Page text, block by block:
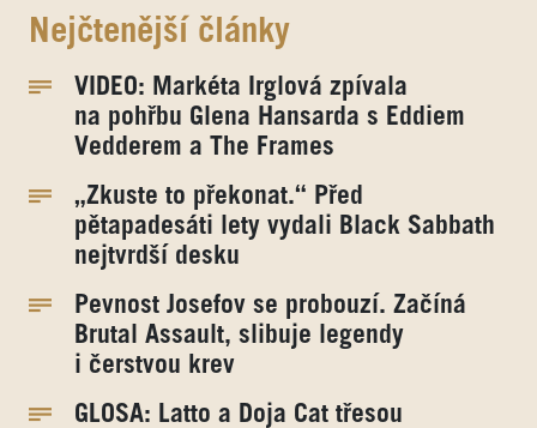
Nejčtenější články
VIDEO: Markéta Irglová zpívala
na pohřbu Glena Hansarda s Eddiem
Vedderem a The Frames
„Zkuste to překonat.“ Před
pětapadesáti lety vydali Black Sabbath
nejtvrdší desku
Pevnost Josefov se probouzí. Začíná
Brutal Assault, slibuje legendy
i čerstvou krev
GLOSA: Latto a Doja Cat třesou